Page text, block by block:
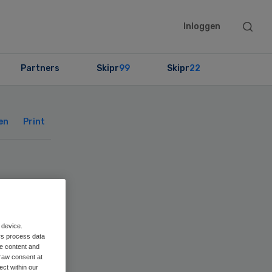
Inloggen
Search
Partners Skipr99 Skipr22
Print
process data
content and
consent at
within our